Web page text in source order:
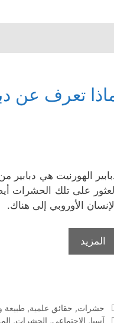
تعرف عن
على تلك الحشرات
الأوروبي إلى هناك.
المزيد
التصنيفات
حشرات, حقائق علمية, طبيعة
الوسوم
آسيا, الإجتماعي, الحشرات,